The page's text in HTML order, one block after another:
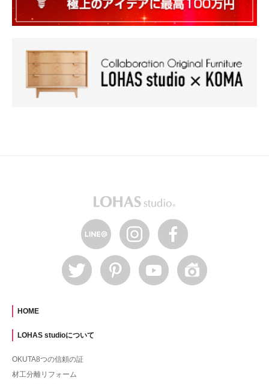
HOME
LOHAS studioについて
OKUTA8つの信頼の証
材工分離リフォーム